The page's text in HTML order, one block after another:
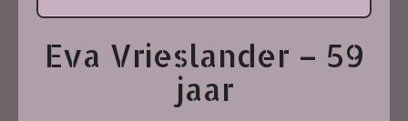
Eva Vrieslander – 59
jaar